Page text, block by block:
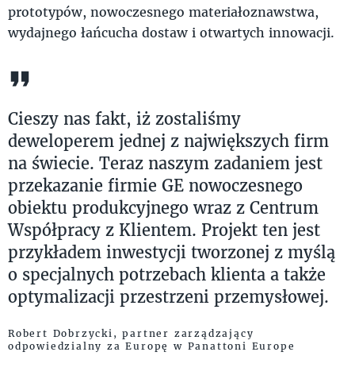
prototypów, nowoczesnego materiałoznawstwa,
wydajnego łańcucha dostaw i otwartych innowacji.
Cieszy nas fakt, iż zostaliśmy
deweloperem jednej z największych firm
na świecie. Teraz naszym zadaniem jest
przekazanie firmie GE nowoczesnego
obiektu produkcyjnego wraz z Centrum
Współpracy z Klientem. Projekt ten jest
przykładem inwestycji tworzonej z myślą
o specjalnych potrzebach klienta a także
optymalizacji przestrzeni przemysłowej.
Robert Dobrzycki, partner zarządzający
odpowiedzialny za Europę w Panattoni Europe